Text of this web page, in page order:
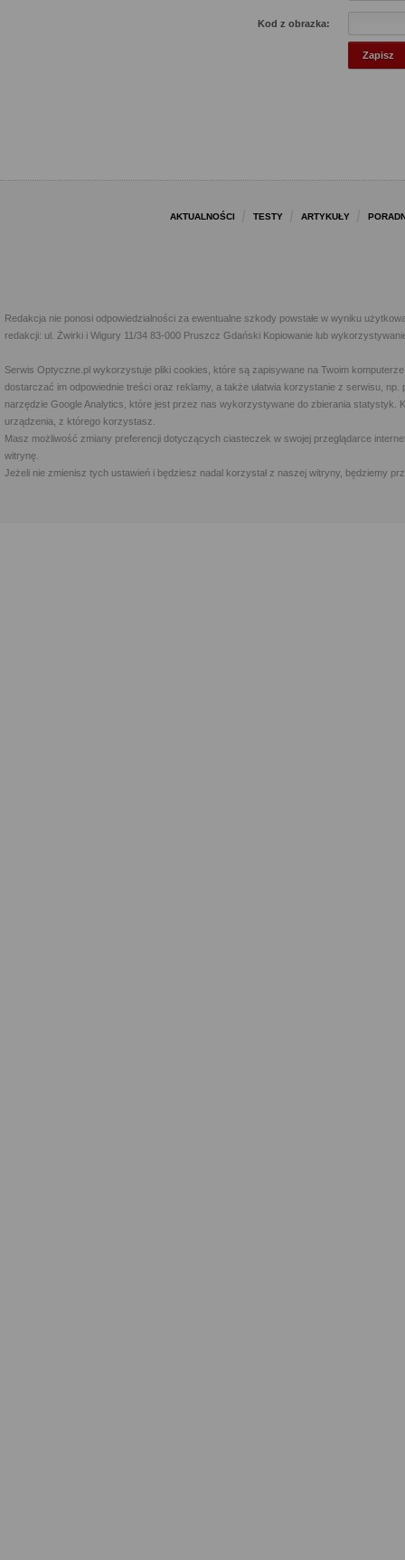
Kod z obrazka:
AKTUALNOŚCI TESTY ARTYKUŁY
Redakcja nie ponosi odpowiedzialności za ewentualne szkody powstałe w wyniku
redakcji: ul. Żwirki i Wigury 11/34 83-000 Pruszcz Gdański Kopiowanie lub
Serwis Optyczne.pl wykorzystuje pliki cookies, które są zapisywane na Twoim
dostarczać im odpowiednie treści oraz reklamy, a także ułatwia korzystanie z serwisu,
narzędzie Google Analytics, które jest przez nas wykorzystywane do zbierania statystyk.
urządzenia, z którego korzystasz.
Masz możliwość zmiany preferencji dotyczących ciasteczek w swojej przeglądarce
witrynę.
Jeżeli nie zmienisz tych ustawień i będziesz nadal korzystał z naszej witryny, będziemy